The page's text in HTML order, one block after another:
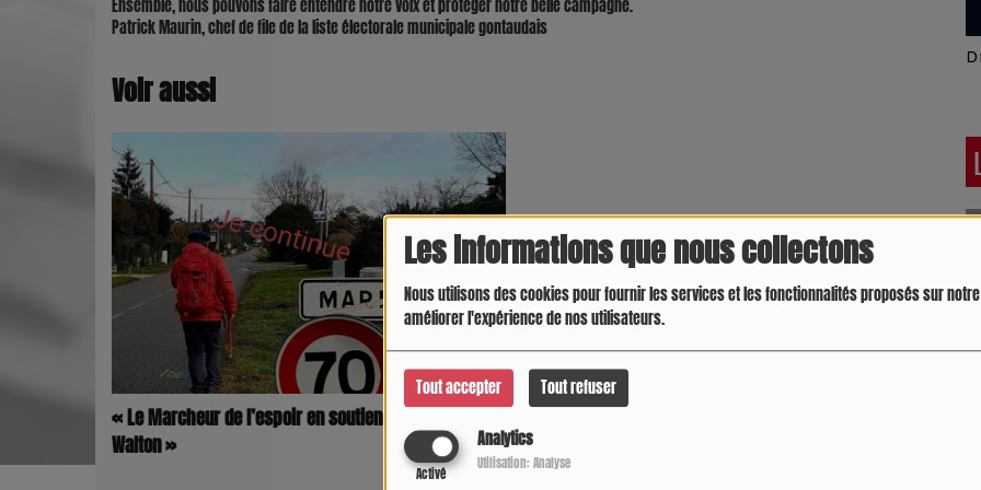
Les informations que nous collectons
Nous utilisons des cookies pour fournir les services et les fonctionnalités proposés sur
améliorer l'expérience de nos utilisateurs.
Tout accepter Tout refuser
Analytics
Activé
Utilisation: Analyse
Ensemble, nous pouvons faire entendre notre voix et protéger notre belle campagne.
Patrick Maurin, chef de file de la liste électorale municipale gontaudais
Voir aussi
« Le Marcheur de l’espoir en soutien à Bérénice
Walton »